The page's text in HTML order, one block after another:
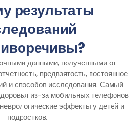
результаты
данными, полученными от
предвзятость, постоянное
и способов исследования. Самый
из-за мобильных телефонов
эффекты у детей и
подростков.